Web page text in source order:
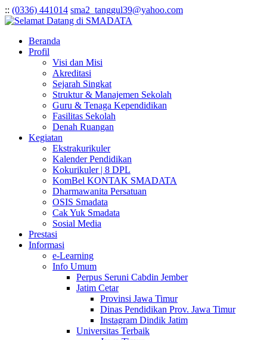
:: (0336) 441014 sma2_tanggul39@yahoo.com
Beranda
Profil
Visi dan Misi
Akreditasi
Sejarah Singkat
Struktur & Manajemen Sekolah
Guru & Tenaga Kependidikan
Fasilitas Sekolah
Denah Ruangan
Kegiatan
Ekstrakurikuler
Kalender Pendidikan
Kokurikuler | 8 DPL
KomBel KONTAK SMADATA
Dharmawanita Persatuan
OSIS Smadata
Cak Yuk Smadata
Sosial Media
Prestasi
Informasi
e-Learning
Info Umum
Perpus Seruni Cabdin Jember
Jatim Cetar
Provinsi Jawa Timur
Dinas Pendidikan Prov. Jawa Timur
Instagram Dindik Jatim
Universitas Terbaik